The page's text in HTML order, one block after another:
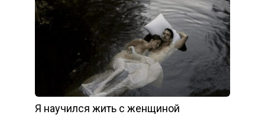
Я научился жить с женщиной